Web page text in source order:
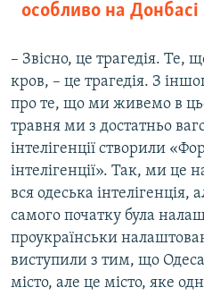
особливо на
– Звісно, це трагедія. Те,
кров, – це трагедія. З
про те, що ми живемо в
травня ми з достатньо
інтелігенції створили
інтелігенції». Так, ми це
вся одеська інтелігенція,
самого початку була
проукраїнськи
виступили з тим, що
місто, але це місто, яке